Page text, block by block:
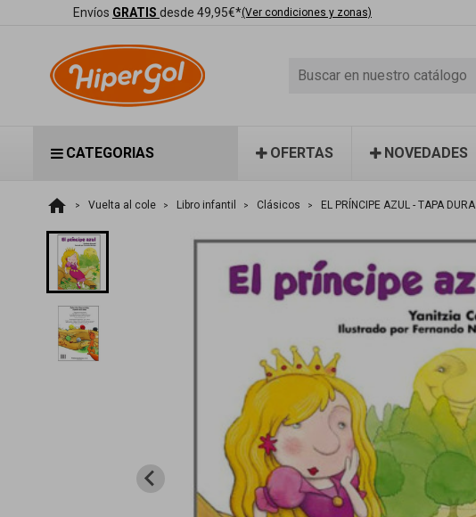
Envíos GRATIS desde 49,95€*(Ver condiciones y zonas)
CATEGORIAS OFERTAS NOVEDADES
home Vuelta al cole Libro infantil Clásicos EL PRÍNCIPE AZUL - TAPA DURA